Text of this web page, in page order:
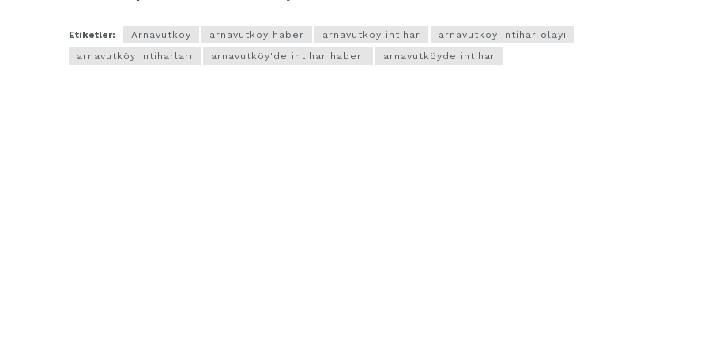
Etiketler: Arnavutköy arnavutköy haber arnavutköy intihar
arnavutköy intihar olayı
arnavutköy intiharları
arnavutköy'de intihar haberi arnavutköyde intihar